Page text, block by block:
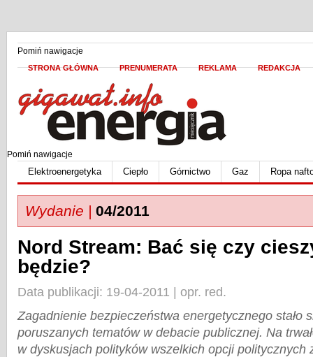
Pomiń nawigacje
STRONA GŁÓWNA PRENUMERATA REKLAMA REDAKCJA
Pomiń nawigacje
Elektroenergetyka Ciepło Górnictwo Gaz Ropa
Wydanie | 04/2011
Nord Stream: Bać się czy
będzie?
Data publikacji: 19-04-2011 | opr. red.
Zagadnienie bezpieczeństwa energetycznego stało
poruszanych tematów w debacie publicznej. Na
w dyskusjach polityków wszelkich opcji politycznych